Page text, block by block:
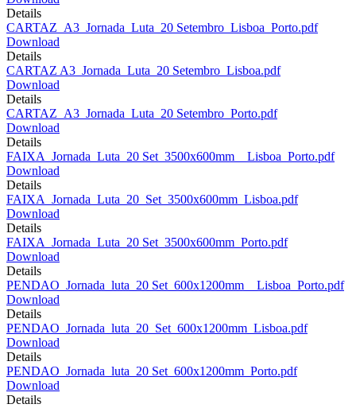
Details
CARTAZ_A3_Jornada_Luta_20 Setembro_Lisboa_Porto.pdf
Download
Details
CARTAZ A3_Jornada_Luta_20 Setembro_Lisboa.pdf
Download
Details
CARTAZ_A3_Jornada_Luta_20 Setembro_Porto.pdf
Download
Details
FAIXA_Jornada_Luta_20 Set_3500x600mm__Lisboa_Porto.pdf
Download
Details
FAIXA_Jornada_Luta_20_Set_3500x600mm_Lisboa.pdf
Download
Details
FAIXA_Jornada_Luta_20 Set_3500x600mm_Porto.pdf
Download
Details
PENDAO_Jornada_luta_20 Set_600x1200mm__Lisboa_Porto.pdf
Download
Details
PENDAO_Jornada_luta_20_Set_600x1200mm_Lisboa.pdf
Download
Details
PENDAO_Jornada_luta_20 Set_600x1200mm_Porto.pdf
Download
Details